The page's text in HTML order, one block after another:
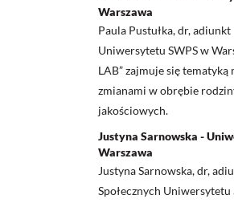
Warszawa
Paula Pustułka, dr,
Uniwersytetu SWPS w
LAB” zajmuje się
zmianami w obrębie
jakościowych.
Justyna Sarnowska -
Warszawa
Justyna Sarnowska, dr,
Społecznych